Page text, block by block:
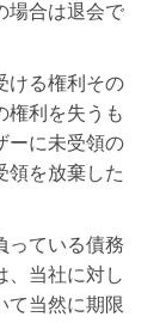
場合は退会で
ける権利その
権利を失うも
ーに未受領の
領を放棄した
っている債務
、当社に対し
て当然に期限